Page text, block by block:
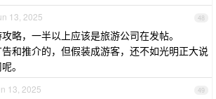
48
13, 2025
略，一半以上应该是旅游公司在发帖。
和推介的，但假装成游客，还不如光明正大说
。
49
13, 2025